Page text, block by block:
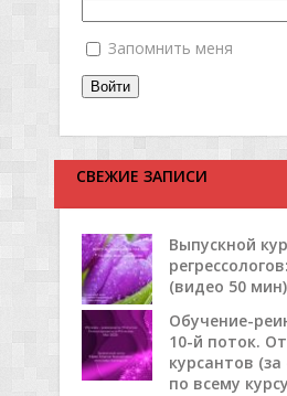
Запомнить меня
Войти
СВЕЖИЕ ЗАПИСИ
Выпускной
(видео 50 мин)
Обучение-
10-й поток.
курсантов
по всему